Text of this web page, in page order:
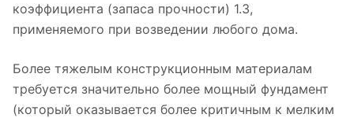
коэффициента (запаса прочности) 1.3,
применяемого при возведении любого дома.
Более тяжелым конструкционным материалам
требуется значительно более мощный фундамент
(который оказывается более критичным к мелким